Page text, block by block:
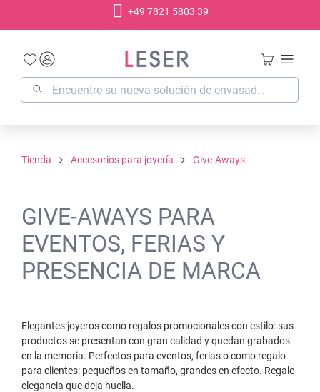
+49 7821 5803 39
Tienda Accesorios para joyería Give-Aways
GIVE-AWAYS PARA
EVENTOS, FERIAS Y
PRESENCIA DE MARCA
Elegantes joyeros como regalos promocionales con estilo: sus
productos se presentan con gran calidad y quedan grabados
en la memoria. Perfectos para eventos, ferias o como regalo
para clientes: pequeños en tamaño, grandes en efecto. Regale
elegancia que deja huella.